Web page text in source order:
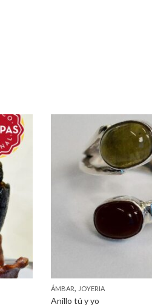
ÁMBAR, JOYERIA
Anillo tú y yo